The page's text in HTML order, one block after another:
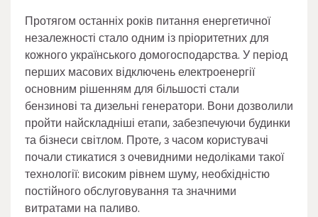
Протягом останніх років питання енергетичної
незалежності стало одним із пріоритетних для
кожного українського домогосподарства. У період
перших масових відключень електроенергії
основним рішенням для більшості стали
бензинові та дизельні генератори. Вони дозволили
пройти найскладніші етапи, забезпечуючи будинки
та бізнеси світлом. Проте, з часом користувачі
почали стикатися з очевидними недоліками такої
технології: високим рівнем шуму, необхідністю
постійного обслуговування та значними
витратами на паливо.